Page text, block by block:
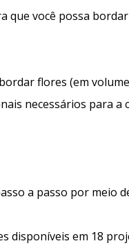
você possa
flores (em
necessários para a
a passo por meio
disponíveis em 18